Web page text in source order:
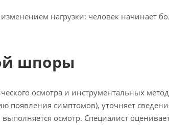
нагрузки: человек начинает
шпоры
осмотра и инструментальных
появления симптомов), уточняет
осмотр. Специалист